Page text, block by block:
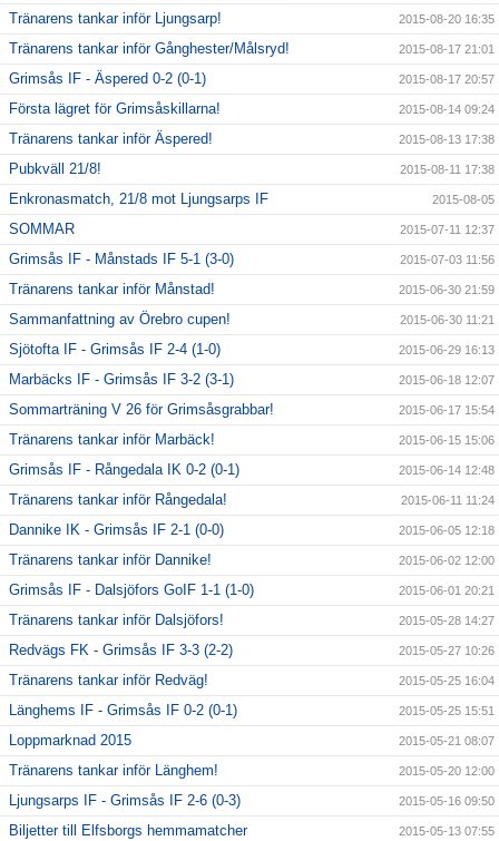
Tränarens tankar inför Ljungsarp! 2015-08-20 16:35
Tränarens tankar inför Gånghester/Målsryd! 2015-08-17 21:01
Grimsås IF - Äspered 0-2 (0-1) 2015-08-17 20:57
Första lägret för Grimsåskillarna! 2015-08-14 09:24
Tränarens tankar inför Äspered! 2015-08-13 17:38
Pubkväll 21/8! 2015-08-11 17:38
Enkronasmatch, 21/8 mot Ljungsarps IF 2015-08-05
SOMMAR 2015-07-11 12:37
Grimsås IF - Månstads IF 5-1 (3-0) 2015-07-03 11:56
Tränarens tankar inför Månstad! 2015-06-30 21:59
Sammanfattning av Örebro cupen! 2015-06-30 11:21
Sjötofta IF - Grimsås IF 2-4 (1-0) 2015-06-29 16:13
Marbäcks IF - Grimsås IF 3-2 (3-1) 2015-06-18 12:07
Sommarträning V 26 för Grimsåsgrabbar! 2015-06-17 15:54
Tränarens tankar inför Marbäck! 2015-06-15 15:06
Grimsås IF - Rångedala IK 0-2 (0-1) 2015-06-14 12:48
Tränarens tankar inför Rångedala! 2015-06-11 11:24
Dannike IK - Grimsås IF 2-1 (0-0) 2015-06-05 12:18
Tränarens tankar inför Dannike! 2015-06-02 12:00
Grimsås IF - Dalsjöfors GoIF 1-1 (1-0) 2015-06-01 20:21
Tränarens tankar inför Dalsjöfors! 2015-05-28 14:27
Redvägs FK - Grimsås IF 3-3 (2-2) 2015-05-27 10:26
Tränarens tankar inför Redväg! 2015-05-25 16:04
Länghems IF - Grimsås IF 0-2 (0-1) 2015-05-25 15:51
Loppmarknad 2015 2015-05-21 08:07
Tränarens tankar inför Länghem! 2015-05-20 12:00
Ljungsarps IF - Grimsås IF 2-6 (0-3) 2015-05-16 09:50
Biljetter till Elfsborgs hemmamatcher 2015-05-13 07:55